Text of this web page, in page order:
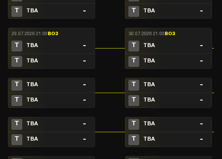
T TBA -
29.07.2026 21:00 BO3
T TBA -
T TBA -
T TBA -
T TBA -
T TBA -
T TBA -
T TBA -
30.07.2026 21:00 BO3
T TBA -
T TBA -
T TBA -
T TBA -
T TBA -
T TBA -